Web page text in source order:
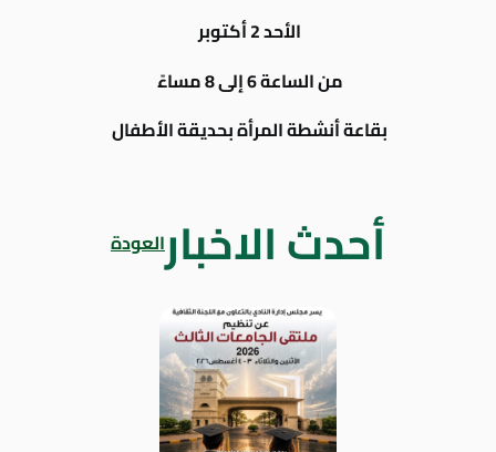
الأحد 2 أكتوبر
من الساعة 6 إلى 8 مساءً
بقاعة أنشطة المرأة بحديقة الأطفال
أحدث الاخبارالعودة